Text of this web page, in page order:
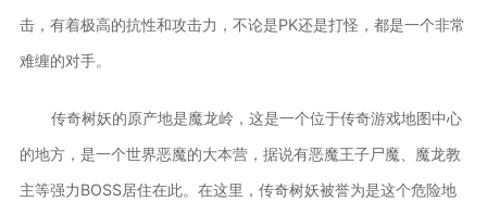
击，有着极高的抗性和攻击力，不论是PK还是打怪，都是一个非常
难缠的对手。
传奇树妖的原产地是魔龙岭，这是一个位于传奇游戏地图中心
的地方，是一个世界恶魔的大本营，据说有恶魔王子尸魔、魔龙教
主等强力BOSS居住在此。在这里，传奇树妖被誉为是这个危险地